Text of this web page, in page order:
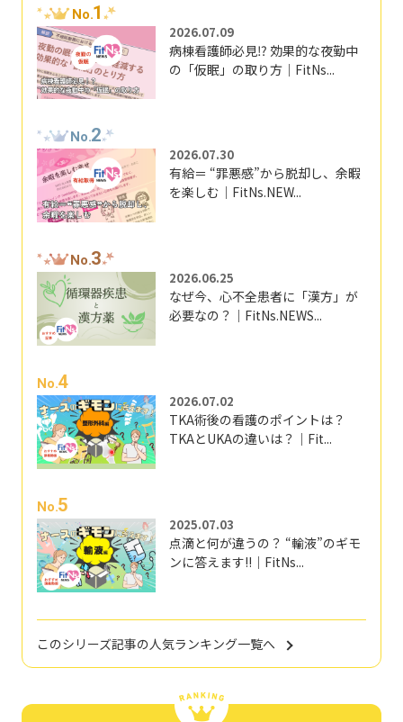
No.1
2026.07.09
病棟看護師必見⁉ 効果的な夜勤中
の「仮眠」の取り方｜FitNs...
No.2
2026.07.30
有給＝ “罪悪感”から脱却し、余暇
を楽しむ｜FitNs.NEW...
No.3
2026.06.25
なぜ今、心不全患者に「漢方」が
必要なの？｜FitNs.NEWS...
No.4
2026.07.02
TKA術後の看護のポイントは？
TKAとUKAの違いは？｜Fit...
No.5
2025.07.03
点滴と何が違うの？ “輸液”のギモ
ンに答えます!!｜FitNs...
このシリーズ記事の人気ランキング一覧へ